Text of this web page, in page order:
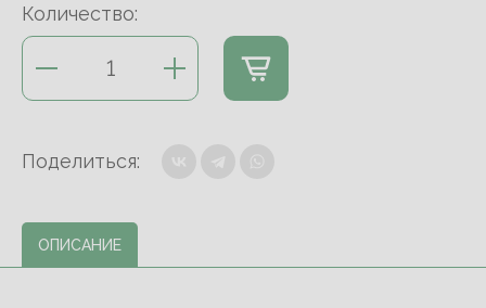
Количество:
Поделиться:
ОПИСАНИЕ